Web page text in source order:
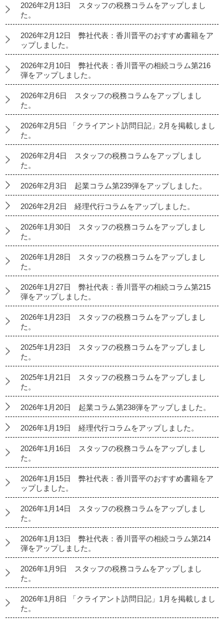
2026年2月13日 スタッフの税務コラムをアップしまし
た。
2026年2月12日 弊社代表：香川晋平のおすすめ書籍をア
ップしました。
2026年2月10日 弊社代表：香川晋平の相続コラム第216
弾をアップしました。
2026年2月6日 スタッフの税務コラムをアップしまし
た。
2026年2月5日 「クライアント訪問日記」2月を掲載しまし
た。
2026年2月4日 スタッフの税務コラムをアップしまし
た。
2026年2月3日 起業コラム第239弾をアップしました。
2026年2月2日 経理代行コラムをアップしました。
2026年1月30日 スタッフの税務コラムをアップしまし
た。
2026年1月28日 スタッフの税務コラムをアップしまし
た。
2026年1月27日 弊社代表：香川晋平の相続コラム第215
弾をアップしました。
2026年1月23日 スタッフの税務コラムをアップしまし
た。
2025年1月23日 スタッフの税務コラムをアップしまし
た。
2025年1月21日 スタッフの税務コラムをアップしまし
た。
2026年1月20日 起業コラム第238弾をアップしました。
2026年1月19日 経理代行コラムをアップしました。
2026年1月16日 スタッフの税務コラムをアップしまし
た。
2026年1月15日 弊社代表：香川晋平のおすすめ書籍をア
ップしました。
2026年1月14日 スタッフの税務コラムをアップしまし
た。
2026年1月13日 弊社代表：香川晋平の相続コラム第214
弾をアップしました。
2026年1月9日 スタッフの税務コラムをアップしまし
た。
2026年1月8日 「クライアント訪問日記」1月を掲載しまし
た。